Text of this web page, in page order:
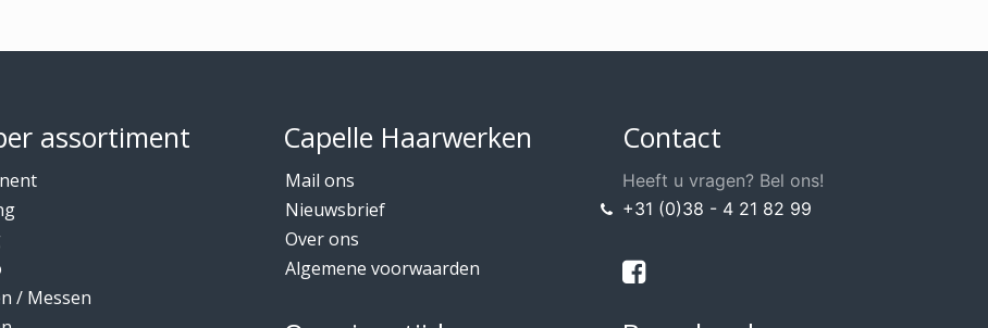
assortiment
/ Messen
Capelle Haarwerken
Mail ons
Nieuwsbrief
Over ons
Algemene voorwaarden
Contact
Heeft u vragen? Bel ons!
+31 (0)38 - 4 21 82 99